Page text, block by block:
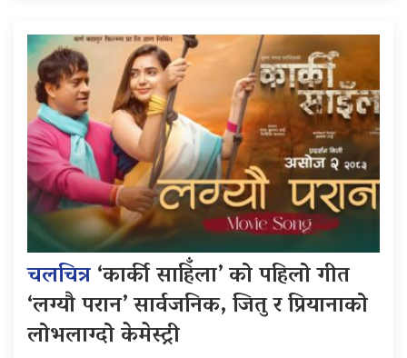
चलचित्र‘कार्की साहिँला’ को पहिलो गीत
‘लग्यौ परान’ सार्वजनिक, जितु र प्रियानाको
लोभलाग्दो केमेस्ट्री